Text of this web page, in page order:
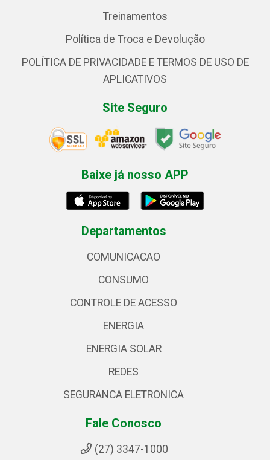
Treinamentos
Política de Troca e Devolução
POLÍTICA DE PRIVACIDADE E TERMOS DE USO DE
APLICATIVOS
Site Seguro
Baixe já nosso APP
Departamentos
COMUNICACAO
CONSUMO
CONTROLE DE ACESSO
ENERGIA
ENERGIA SOLAR
REDES
SEGURANCA ELETRONICA
Fale Conosco
(27) 3347-1000